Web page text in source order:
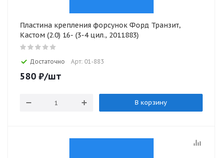
Пластина крепления форсунок Форд Транзит,
Кастом (2.0) 16- (3-4 цил., 2011883)
Достаточно Арт: 01-883
580 ₽/шт
В корзину